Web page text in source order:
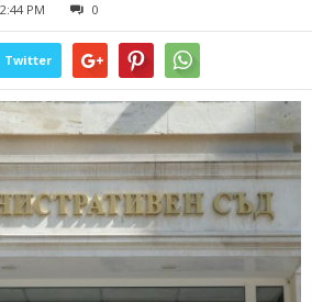
PM 0
Twitter